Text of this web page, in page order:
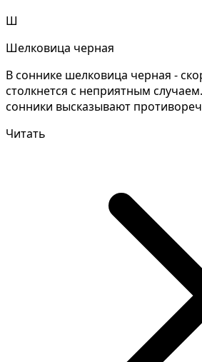
Ш
Шелковица черная
В соннике шелковица черная -
столкнется с неприятным
сонники высказывают
Читать